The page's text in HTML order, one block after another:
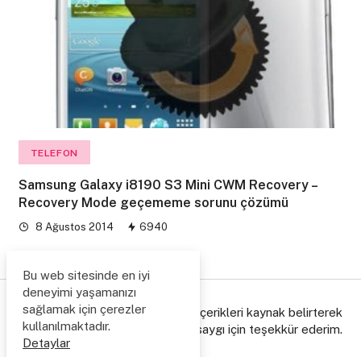
TELEFON
Samsung Galaxy i8190 S3 Mini CWM Recovery –
Recovery Mode geçememe sorunu çözümü
8 Ağustos 2014 6940
© Copyright 2006/2026. Lütfen içerikleri kaynak belirterek
paylaşınız, emeğe gösterdiğiniz saygı için teşekkür ederim.
Bu web sitesinde en iyi
deneyimi yaşamanızı
sağlamak için çerezler
kullanılmaktadır.
Detaylar